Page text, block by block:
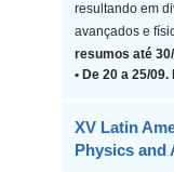
resultando em
avançados e
resumos até
• De 20 a 25/
XV Latin
Physics and